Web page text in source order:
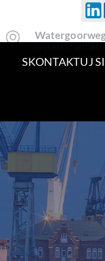
Nijkerk,
SKONTAKTUJ